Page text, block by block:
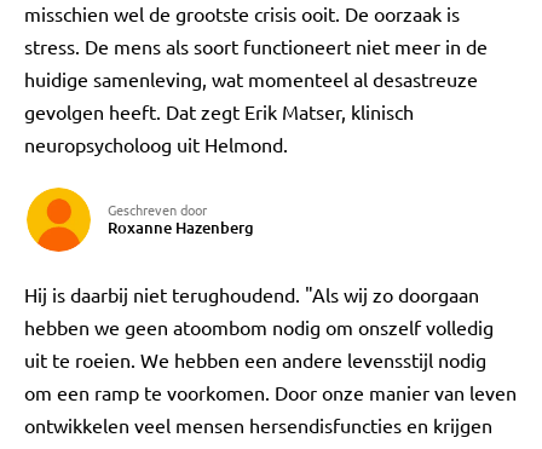
misschien wel de grootste crisis ooit. De oorzaak is
stress. De mens als soort functioneert niet meer in de
huidige samenleving, wat momenteel al desastreuze
gevolgen heeft. Dat zegt Erik Matser, klinisch
neuropsycholoog uit Helmond.
Geschreven door
Roxanne Hazenberg
Hij is daarbij niet terughoudend. "Als wij zo doorgaan
hebben we geen atoombom nodig om onszelf volledig
uit te roeien. We hebben een andere levensstijl nodig
om een ramp te voorkomen. Door onze manier van leven
ontwikkelen veel mensen hersendisfuncties en krijgen